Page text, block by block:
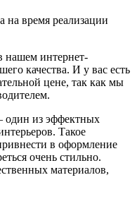
на время реализации
нашем интернет-
качества. И у вас есть
цене, так как мы
один из эффектных
Такое
в оформление
очень стильно.
материалов,